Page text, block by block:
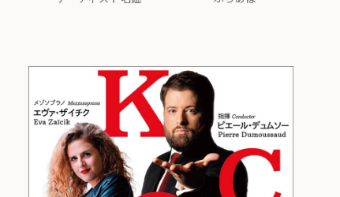
ぶらあぼブラス！
フォルテピアノ・オデッセイ